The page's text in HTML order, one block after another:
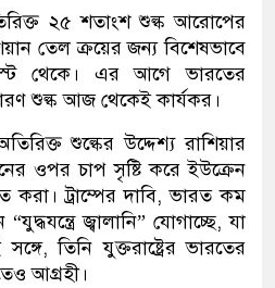
২৫ শতাংশ শুল্ক আরোপের
তেল ক্রয়ের জন্য বিশেষভাবে
থেকে। এর আগে ভারতের
শুল্ক আজ থেকেই কার্যকর।
শুল্কের উদ্দেশ্য রাশিয়ার
ওপর চাপ সৃষ্টি করে ইউক্রেন
করা। ট্রাম্পের দাবি, ভারত কম
জ্বালানি” যোগাচ্ছে, যা
তিনি যুক্তরাষ্ট্রের ভারতের
আগ্রহী।